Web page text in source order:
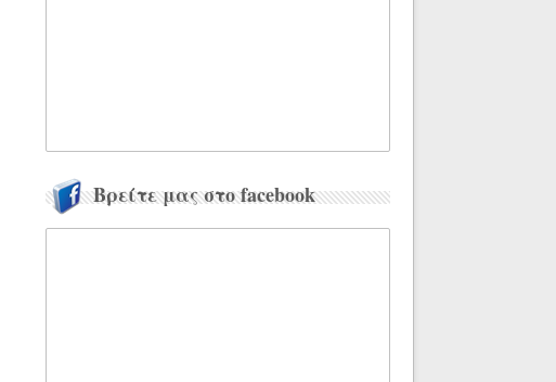
Βρείτε μας στο facebook